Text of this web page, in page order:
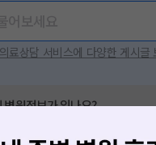
료상담 서비스에 다양한 게시글
병원정보가 있나요?